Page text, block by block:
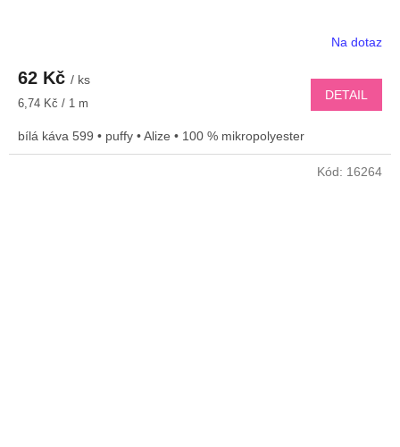
Na dotaz
62 Kč / ks
Měrná
6,74 Kč / 1 m
DETAIL
bílá káva 599 • puffy • Alize • 100 % mikropolyester
Kód: 16264